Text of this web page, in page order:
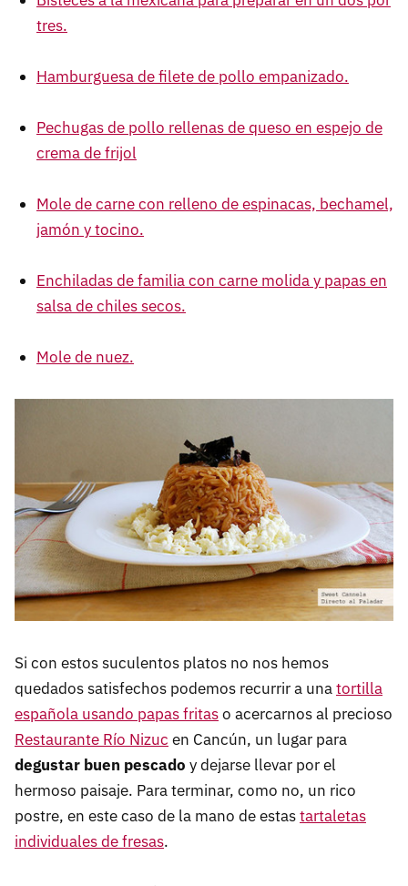
tres.
Hamburguesa de filete de pollo empanizado.
Pechugas de pollo rellenas de queso en espejo de
crema de frijol
Mole de carne con relleno de espinacas, bechamel,
jamón y tocino.
Enchiladas de familia con carne molida y papas en
salsa de chiles secos.
Mole de nuez.
Si con estos suculentos platos no nos hemos
quedados satisfechos podemos recurrir a unatortilla
española usando papas fritaso acercarnos al precioso
Restaurante Río Nizuc en Cancún, un lugar para
degustar buen pescado y dejarse llevar por el
hermoso paisaje. Para terminar, como no, un rico
postre, en este caso de la mano de estastartaletas
individuales de fresas.